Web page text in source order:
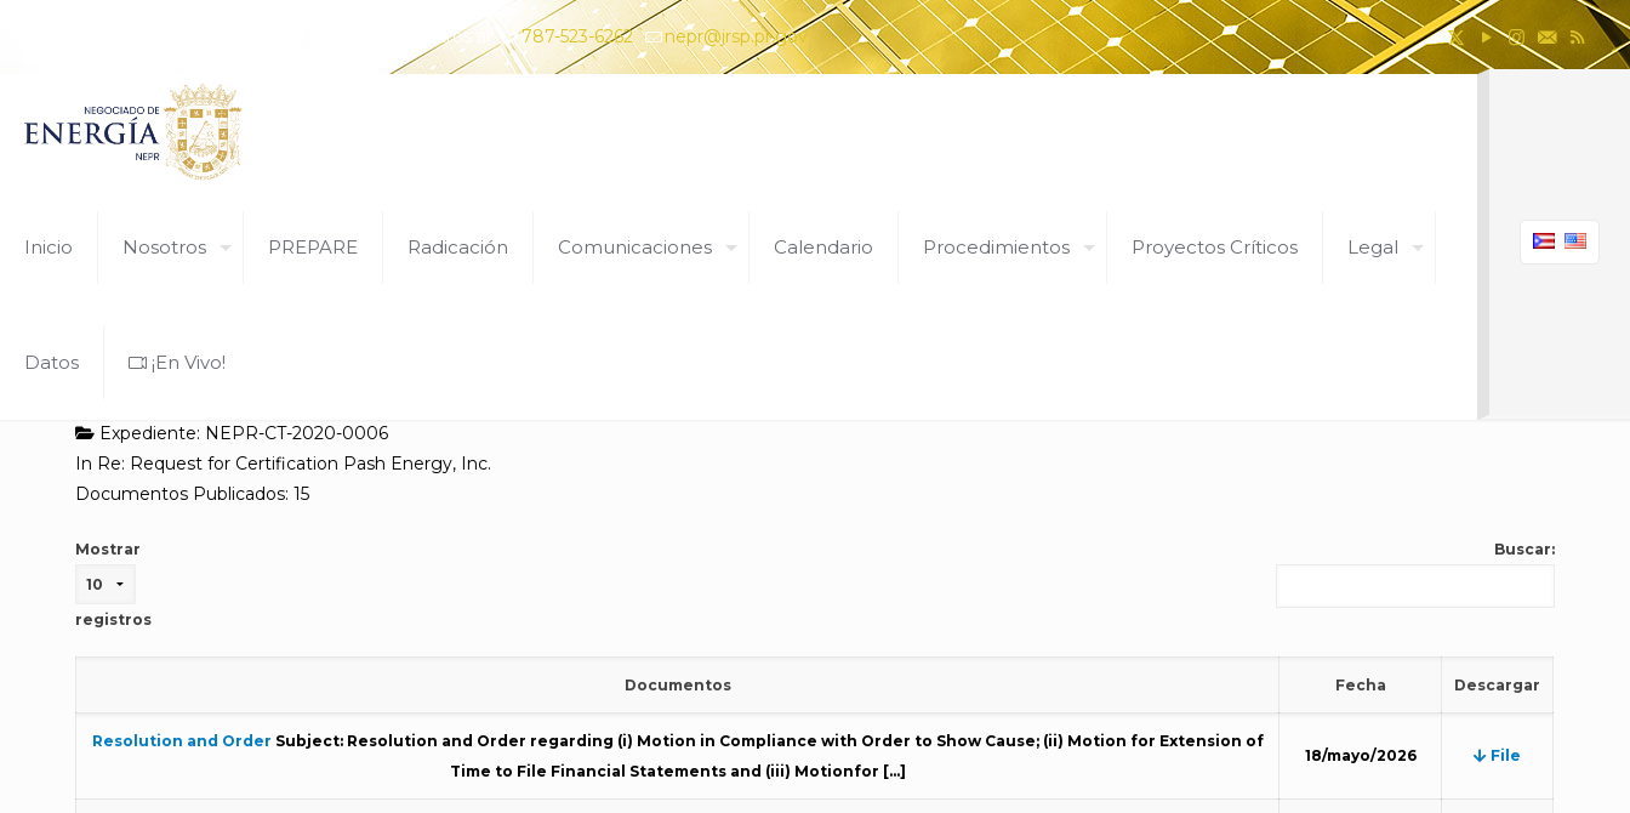
¿Tiene alguna pregunta? Comunícate con nosotros al 787-523-6262 nepr@jrsp.pr.gov
Inicio Nosotros PREPARE Radicación Comunicaciones Calendario Procedimientos Proyectos Críticos Legal
Datos ¡En Vivo!
Expediente: NEPR-CT-2020-0006
In Re: Request for Certification Pash Energy, Inc.
Documentos Publicados: 15
Mostrar
registros
Buscar:
Documentos Fecha Descargar
Resolution and Order Subject: Resolution and Order regarding (i) Motion in Compliance with Order to Show Cause; (ii) Motion for Extension of
Time to File Financial Statements and (iii) Motionfor […]
18/mayo/2026 File